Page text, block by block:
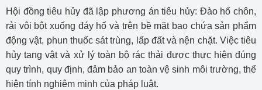
Hội đồng tiêu hủy đã lập phương án tiêu hủy: Đào hố chôn,
rải vôi bột xuống đáy hố và trên bề mặt bao chứa sản phẩm
động vật, phun thuốc sát trùng, lấp đất và nện chặt. Việc tiêu
hủy tang vật và xử lý toàn bộ rác thải được thực hiện đúng
quy trình, quy định, đảm bảo an toàn vệ sinh môi trường, thể
hiện tính nghiêm minh của pháp luật.